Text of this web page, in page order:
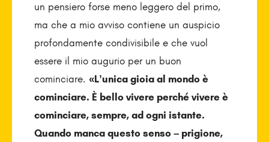
un pensiero forse meno leggero del primo,
ma che a mio avviso contiene un auspicio
profondamente condivisibile e che vuol
essere il mio augurio per un buon
cominciare. «L’unica gioia al mondo è
cominciare. È bello vivere perché vivere è
cominciare, sempre, ad ogni istante.
Quando manca questo senso – prigione,